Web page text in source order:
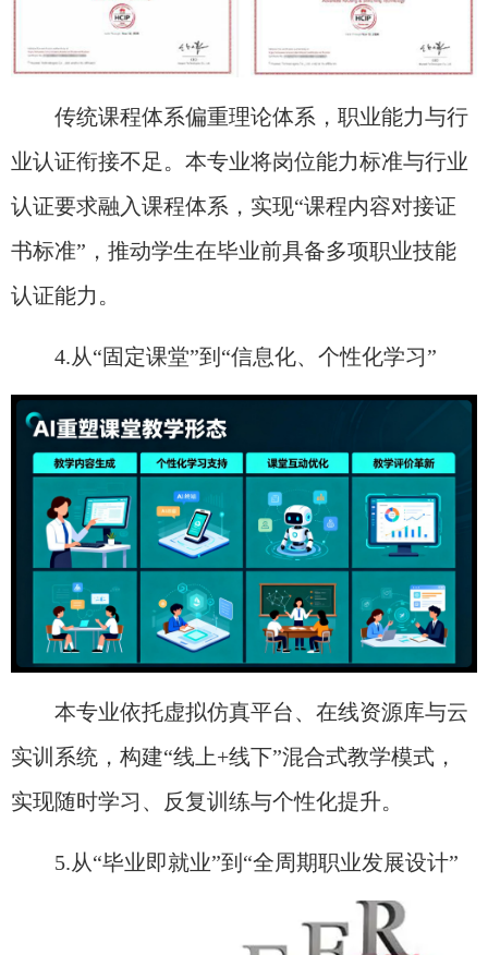
传统课程体系偏重理论体系，职业能力与行
业认证衔接不足。本专业将岗位能力标准与行业
认证要求融入课程体系，实现“课程内容对接证
书标准”，推动学生在毕业前具备多项职业技能
认证能力。
4.从“固定课堂”到“信息化、个性化学习”
本专业依托虚拟仿真平台、在线资源库与云
实训系统，构建“线上+线下”混合式教学模式，
实现随时学习、反复训练与个性化提升。
5.从“毕业即就业”到“全周期职业发展设计”